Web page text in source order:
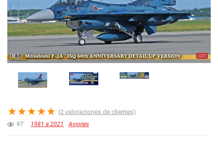
★★★★★ (2 valoraciones de clientes)
97 1981 a 2021 Aviones